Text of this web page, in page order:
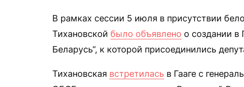
В рамках сессии 5 июля в присутствии
Тихановской было объявлено о создании в
Беларусь“, к которой присоединились
Тихановская встретилась в Гааге с